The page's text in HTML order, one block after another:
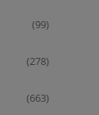
(99)
(278)
(663)